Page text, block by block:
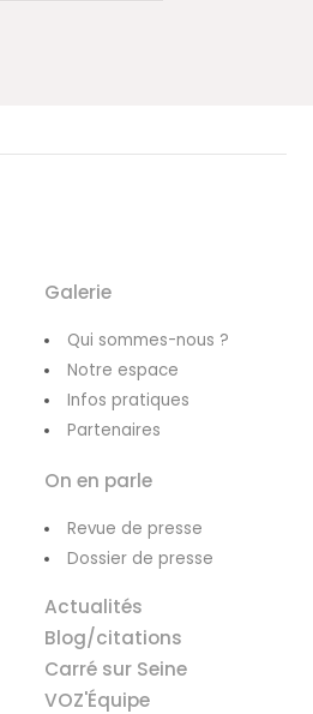
Galerie
Qui sommes-nous ?
Notre espace
Infos pratiques
Partenaires
On en parle
Revue de presse
Dossier de presse
Actualités
Blog/citations
Carré sur Seine
VOZ'Équipe